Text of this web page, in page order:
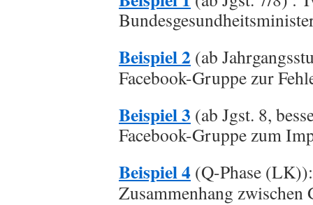
Beispiel 2 (ab
Facebook-Gruppe zur
Beispiel 3 (ab Jgst. 8,
Facebook-Gruppe zum
Beispiel 4 (Q-Phase
Zusammenhang